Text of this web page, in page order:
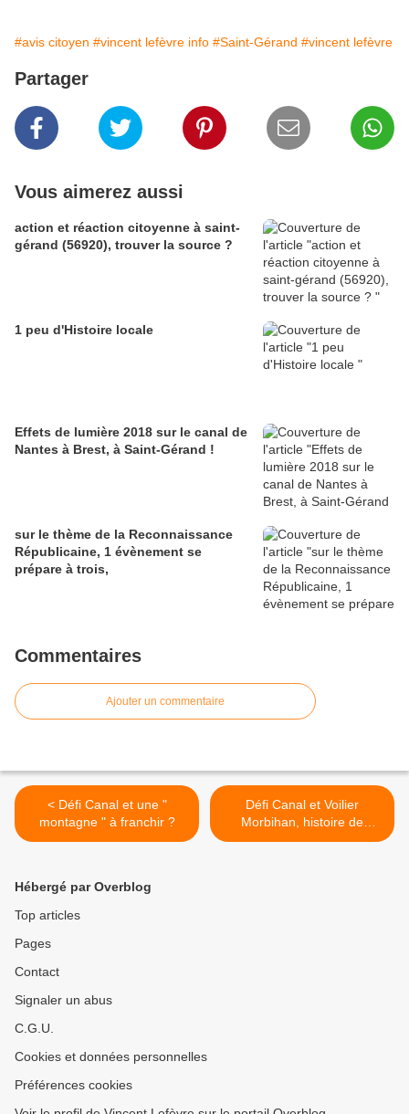
#avis citoyen #vincent lefèvre info #Saint-Gérand #vincent lefèvre
Partager
Vous aimerez aussi
action et réaction citoyenne à saint-
gérand (56920), trouver la source ?
1 peu d'Histoire locale
Effets de lumière 2018 sur le canal de
Nantes à Brest, à Saint-Gérand !
sur le thème de la Reconnaissance
Républicaine, 1 évènement se
prépare à trois,
Commentaires
Ajouter un commentaire
< Défi Canal et une "
montagne " à franchir ?
Défi Canal et Voilier
Morbihan, histoire de
navigation mer, rivières et
Hébergé par Overblog
Top articles
Pages
Contact
Signaler un abus
C.G.U.
Cookies et données personnelles
Préférences cookies